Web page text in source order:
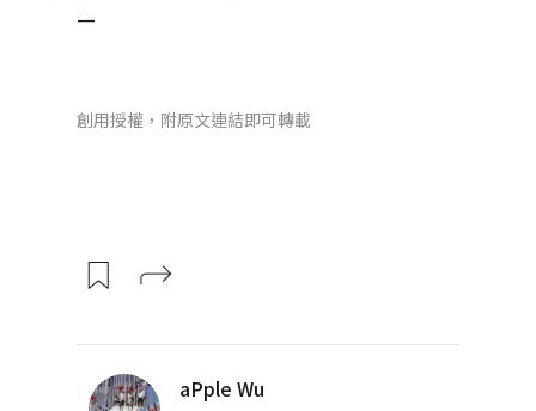
—
創用授權，附原文連結即可轉載
aPple Wu